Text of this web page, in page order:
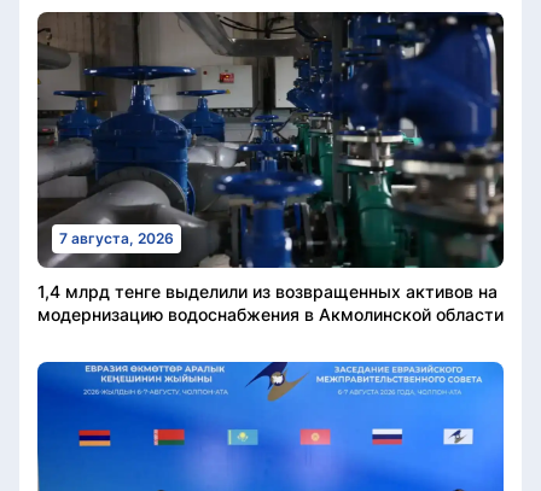
7 августа, 2026
1,4 млрд тенге выделили из возвращенных активов на
модернизацию водоснабжения в Акмолинской области